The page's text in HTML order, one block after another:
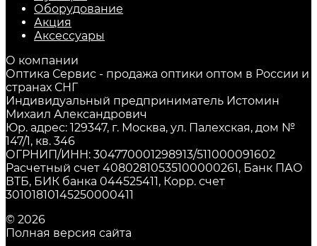
Оборудование
Акция
Аксессуары
О компании
Оптика Сервис - продажа оптики оптом в России и
странах СНГ
Индивидуальный предприниматель Истомин
Михаил Александрович
Юр. адрес: 129347, г. Москва, ул. Палехская, дом №
147/1, кв. 346
ОГРНИП/ИНН: 304770001298913/511000091602
Расчетный счет 40802810535100000261, Банк ПАО
ВТБ, БИК банка 044525411, Корр. счет
30101810145250000411
© 2026
Полная версия сайта